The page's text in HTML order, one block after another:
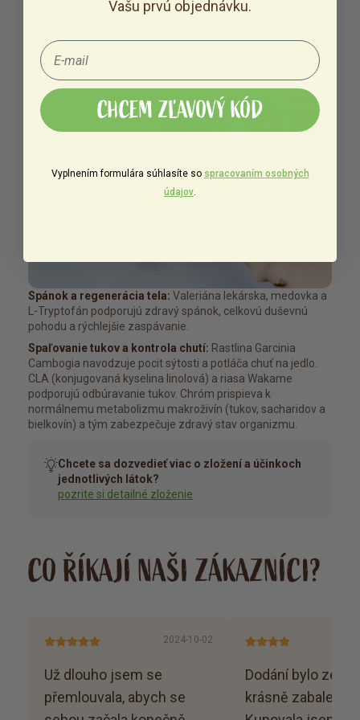
Spánok a regenerácia tela: Valeriána lekárska, medovka a
L-Tryptofán podporujú zdravý spánok, celkovú duševnú
pohodu a rýchlejšie zaspávanie.
Spaľovanie tukov a kontrola chutí: Rastlina Garcinia
Cambogia navodzuje pocit sýtosti a potláča chuť na jedlo.
CLA (konjugovaná kyselina linolová) a riasa Wakame
podporujú odbúravanie tukov. Chróm prispieva k
normálnemu metabolizmu makroživín (tukov, sacharidov a
bielkovín) a tým zabezpečuje zdravý stav organizmu.
Chcete sa dozvedieť viac o zložení a účinkoch
jednotlivých látok?
pozrite si detailné zloženie
CO ŘÍKAJÍ NAŠI ZÁKAZNÍCI?
2024-10-02
Už dlouho jsem se
přemlouvala, abych se
Dodání bylo ze
krásně zabalené
Vašu prvú objednávku.
CHCEM ZĽAVOVÝ KÓD
Vyplnením formulára súhlasíte so spracovaním osobných
údajov.